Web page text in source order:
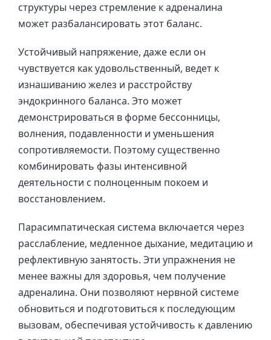
структуры через стремление к адреналина
может разбалансировать этот баланс.
Устойчивый напряжение, даже если он
чувствуется как удовольственный, ведет к
изнашиванию желез и расстройству
эндокринного баланса. Это может
демонстрироваться в форме бессонницы,
волнения, подавленности и уменьшения
сопротивляемости. Поэтому существенно
комбинировать фазы интенсивной
деятельности с полноценным покоем и
восстановлением.
Парасимпатическая система включается через
расслабление, медленное дыхание, медитацию и
рефлективную занятость. Эти упражнения не
менее важны для здоровья, чем получение
адреналина. Они позволяют нервной системе
обновиться и подготовиться к последующим
вызовам, обеспечивая устойчивость к давлению